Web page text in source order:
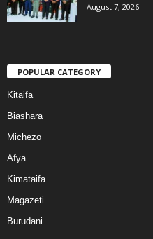
August 7, 2026
POPULAR CATEGORY
Kitaifa
Biashara
Michezo
Afya
Kimataifa
Magazeti
Burudani